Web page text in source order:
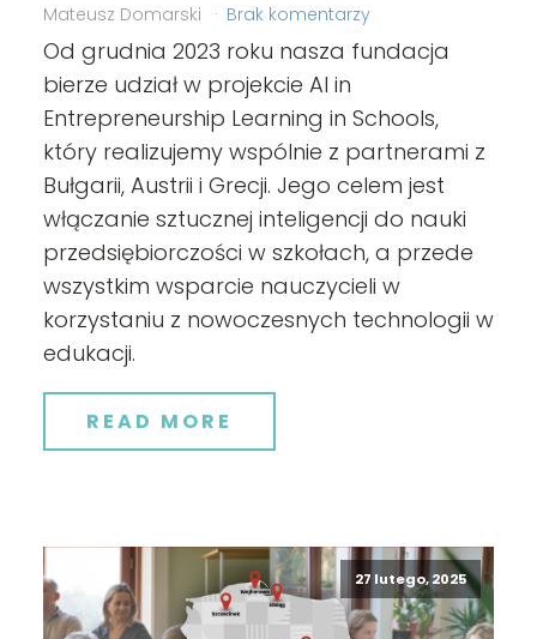
Mateusz Domarski Brak komentarzy
Od grudnia 2023 roku nasza fundacja
bierze udział w projekcie AI in
Entrepreneurship Learning in Schools,
który realizujemy wspólnie z partnerami z
Bułgarii, Austrii i Grecji. Jego celem jest
włączanie sztucznej inteligencji do nauki
przedsiębiorczości w szkołach, a przede
wszystkim wsparcie nauczycieli w
korzystaniu z nowoczesnych technologii w
edukacji.
READ MORE
27 lutego, 2025